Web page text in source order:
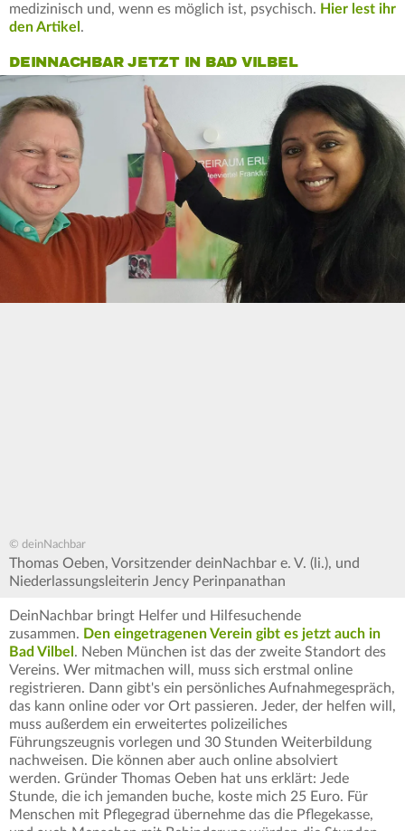
medizinisch und, wenn es möglich ist, psychisch. Hier lest ihr
den Artikel .
DEINNACHBAR JETZT IN BAD VILBEL
© deinNachbar
Thomas Oeben, Vorsitzender deinNachbar e. V. (li.), und
Niederlassungsleiterin Jency Perinpanathan
DeinNachbar bringt Helfer und Hilfesuchende
zusammen. Den eingetragenen Verein gibt es jetzt auch in
Bad Vilbel . Neben München ist das der zweite Standort des
Vereins. Wer mitmachen will, muss sich erstmal online
registrieren. Dann gibt's ein persönliches Aufnahmegespräch,
das kann online oder vor Ort passieren. Jeder, der helfen will,
muss außerdem ein erweitertes polizeiliches
Führungszeugnis vorlegen und 30 Stunden Weiterbildung
nachweisen. Die können aber auch online absolviert
werden. Gründer Thomas Oeben hat uns erklärt: Jede
Stunde, die ich jemanden buche, koste mich 25 Euro. Für
Menschen mit Pflegegrad übernehme das die Pflegekasse,